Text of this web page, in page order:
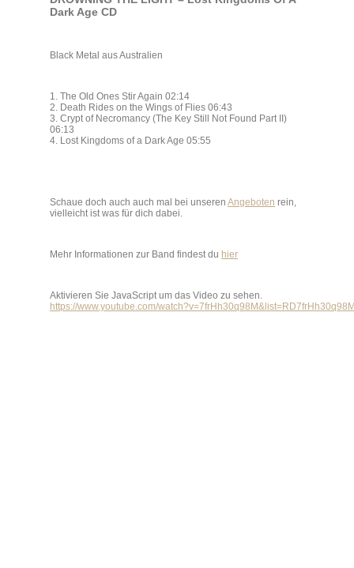
Dark Age CD
Black Metal aus Australien
1. The Old Ones Stir Again 02:14
2. Death Rides on the Wings of Flies 06:43
3. Crypt of Necromancy (The Key Still Not Found Part II)
06:13
4. Lost Kingdoms of a Dark Age 05:55
Schaue doch auch auch mal bei unseren Angeboten rein,
vielleicht ist was für dich dabei.
Mehr Informationen zur Band findest du hier
Aktivieren Sie JavaScript um das Video zu sehen.
https://www.youtube.com/